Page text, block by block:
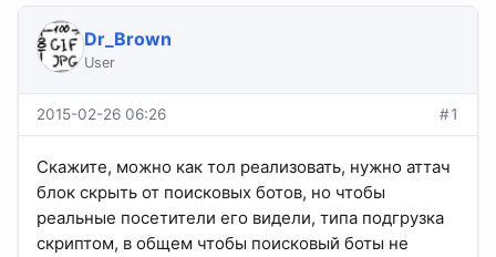
Dr_Brown
User
2015-02-26 06:26 #1
Скажите, можно как тол реализовать, нужно аттач
блок скрыть от поисковых ботов, но чтобы
реальные посетители его видели, типа подгрузка
скриптом, в общем чтобы поисковый боты не